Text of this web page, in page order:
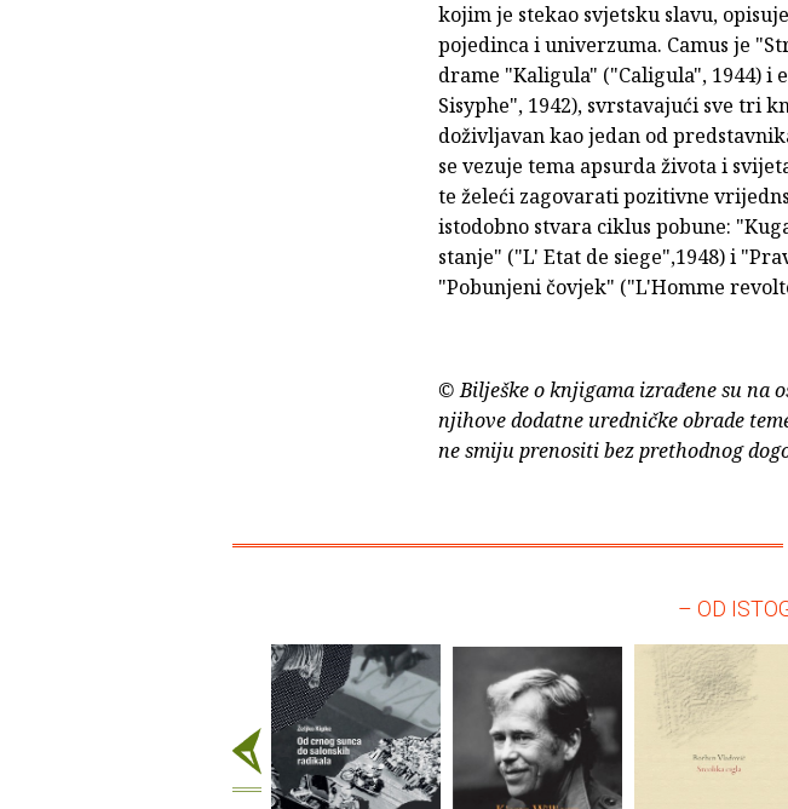
kojim je stekao svjetsku slavu,
pojedinca i univerzuma. Camus je
drame "Kaligula" ("Caligula", 1944) i
Sisyphe", 1942), svrstavajući sve tri
doživljavan kao jedan od
se vezuje tema apsurda života i
te želeći zagovarati pozitivne
istodobno stvara ciklus pobune:
stanje" ("L' Etat de siege",1948) i
"Pobunjeni čovjek" ("L'Homme
© Bilješke o knjigama izrađene su na
njihove dodatne uredničke obrade
ne smiju prenositi bez prethodnog
– OD